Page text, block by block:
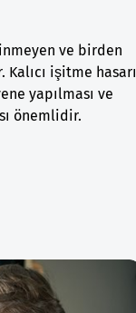
ve birden
Kalıcı işitme hasarı
yapılması ve
önemlidir.